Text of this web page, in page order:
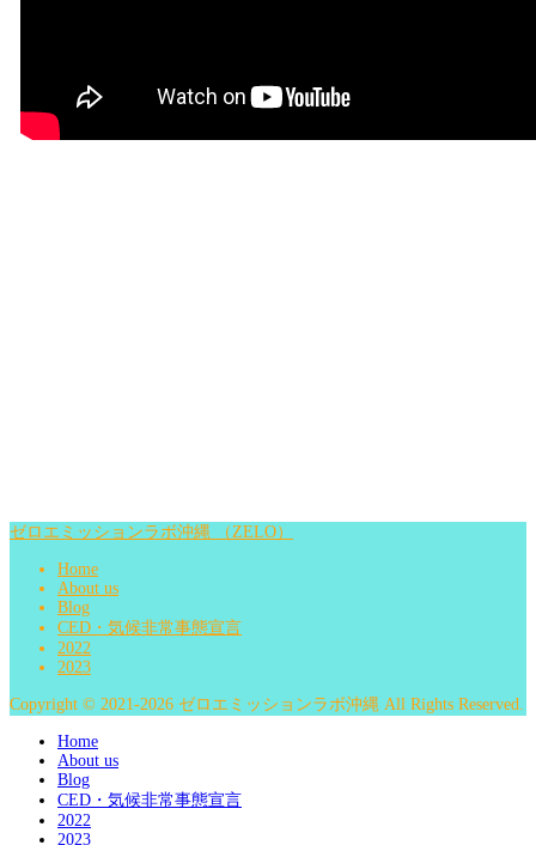
ゼロエミッションラボ沖縄 （ZELO）
Home
About us
Blog
CED・気候非常事態宣言
2022
2023
Copyright © 2021-2026 ゼロエミッションラボ沖縄 All Rights Reserved.
Home
About us
Blog
CED・気候非常事態宣言
2022
2023